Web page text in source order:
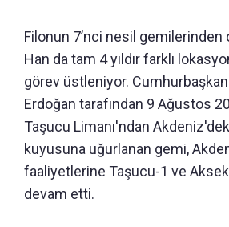
Filonun 7’nci nesil gemilerinden
Han da tam 4 yıldır farklı
görev üstleniyor.
Erdoğan tarafından 9 Ağustos
Taşucu Limanı'ndan
kuyusuna uğurlanan gemi,
faaliyetlerine Taşucu-1 ve
devam etti.